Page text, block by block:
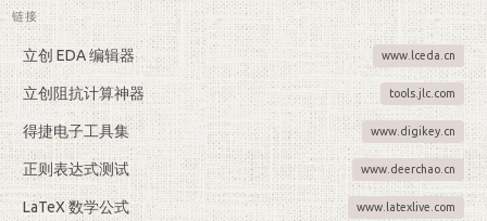
链接
立创 EDA 编辑器 www.lceda.cn
立创阻抗计算神器 tools.jlc.com
得捷电子工具集 www.digikey.cn
正则表达式测试 www.deerchao.cn
LaTeX 数学公式 www.latexlive.com